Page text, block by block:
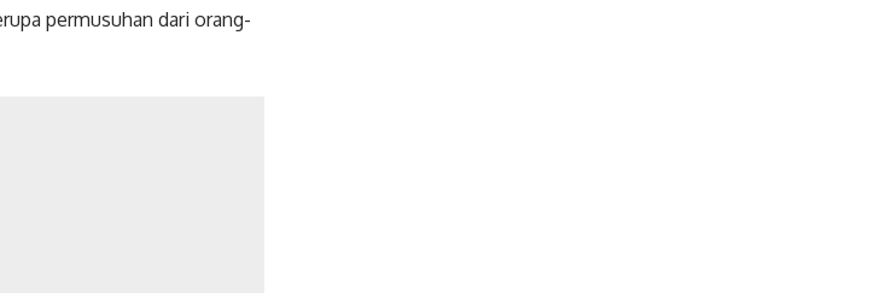
permusuhan dari orang-